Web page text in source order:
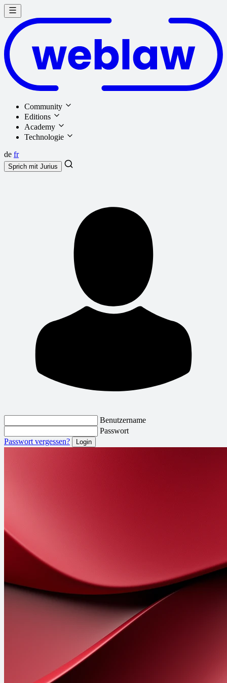
Community
Editions
Academy
Technologie
de fr
Sprich mit Jurius
Benutzername
Passwort
Passwort vergessen?